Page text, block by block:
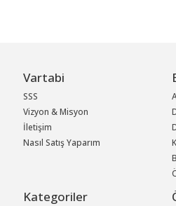
Vartabi
SSS
Vizyon & Misyon
İletişim
Nasıl Satış Yaparım
Kategoriler